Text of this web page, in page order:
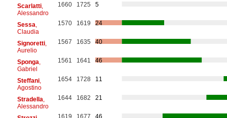
Scarlatti,
Alessandro
1660 1725 5
Sessa
Claudia
1570 1619 24
Signoretti,
Aurelio
1567 1635 40
Sponga
Gabriel
1561 1641 46
Steffani,
Agostino
1654 1728 11
Stradella
Alessandro
1644 1682 21
1619 1677 46